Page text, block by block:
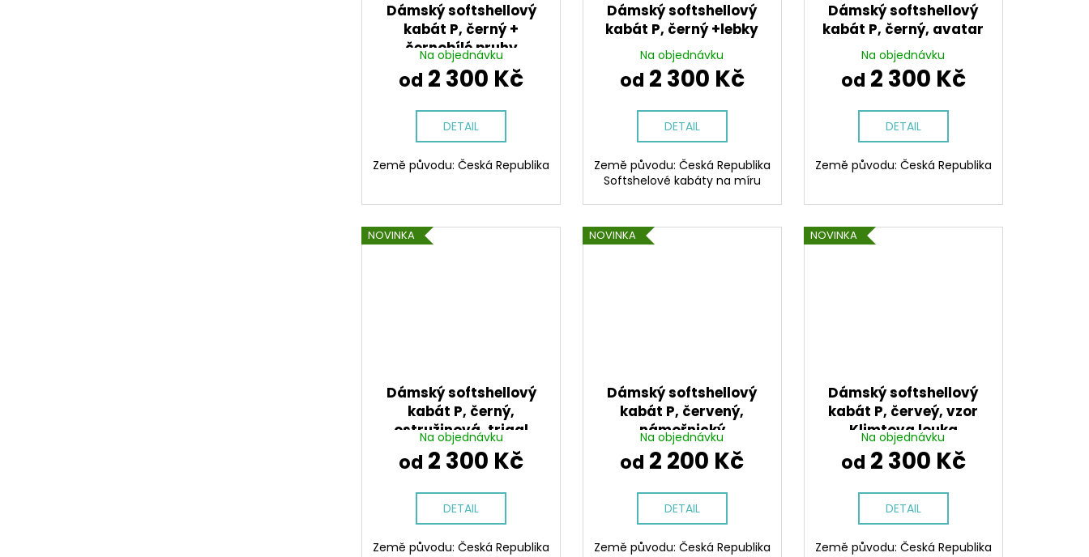
Dámský softshellový
kabát P, černý +
černobílé pruhy
Na objednávku
od 2 300 Kč
DETAIL
Země původu: Česká Republika
Dámský softshellový
kabát P, černý +lebky
Na objednávku
od 2 300 Kč
DETAIL
Země původu: Česká Republika
Softshelové kabáty na míru
Dámský softshellový
kabát P, černý, avatar
Na objednávku
od 2 300 Kč
DETAIL
Země původu: Česká Republika
NOVINKA
Dámský softshellový
kabát P, černý,
ostružinová, triagl
Na objednávku
od 2 300 Kč
DETAIL
Země původu: Česká Republika
NOVINKA
Dámský softshellový
kabát P, červený,
námořnický
Na objednávku
od 2 200 Kč
DETAIL
Země původu: Česká Republika
NOVINKA
Dámský softshellový
kabát P, červeý, vzor
Klimtova louka
Na objednávku
od 2 300 Kč
DETAIL
Země původu: Česká Republika